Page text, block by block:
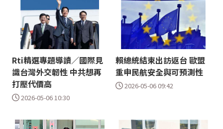
Rti精選專題導讀／國際見
識台灣外交韌性 中共想再
打壓代價高
2026-05-06 10:30
賴總統結束出訪返台 歐盟
重申民航安全與可預測性
2026-05-06 09:42